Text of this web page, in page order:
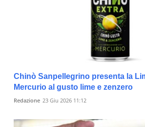
Chinò Sanpellegrino presenta la
Mercurio al gusto lime e zenzero
Redazione 23 Giu 2026 11:12